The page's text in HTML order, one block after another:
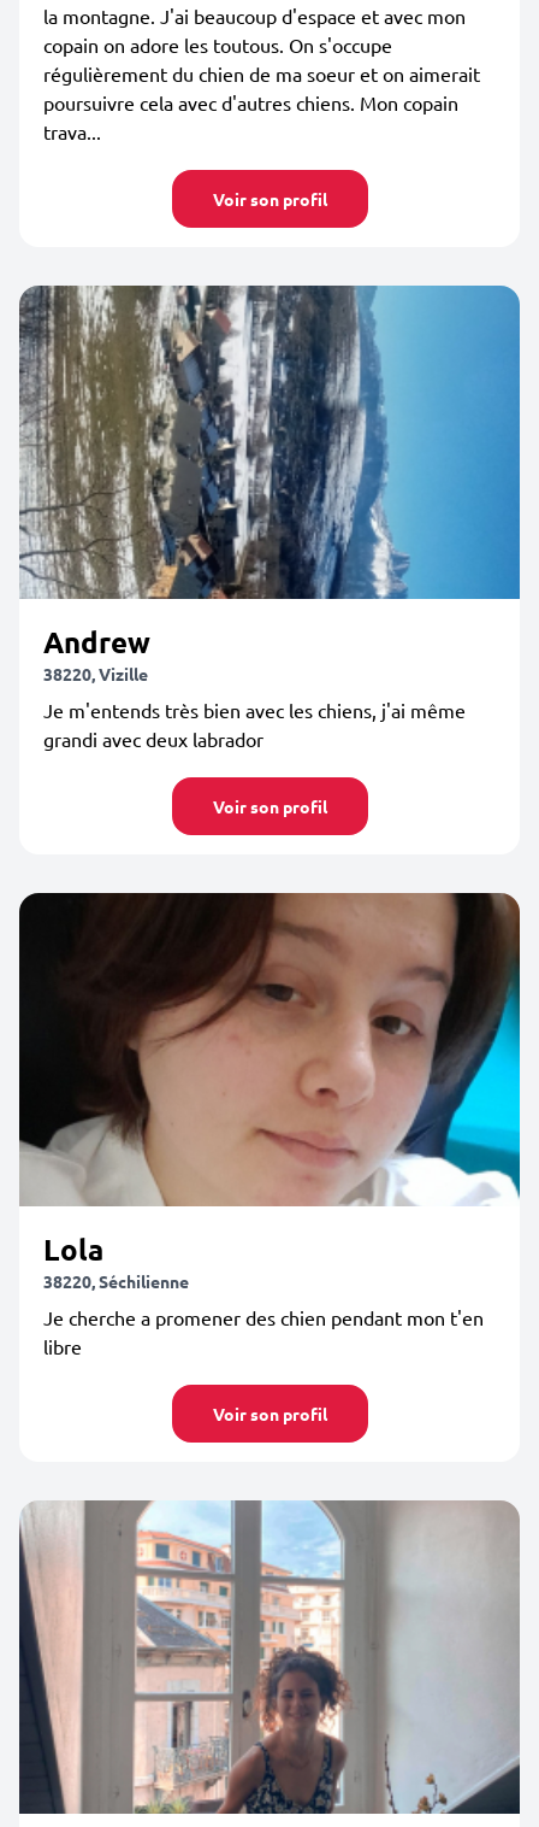
la montagne. J'ai beaucoup d'espace et avec mon
copain on adore les toutous. On s'occupe
régulièrement du chien de ma soeur et on aimerait
poursuivre cela avec d'autres chiens. Mon copain
trava...
Voir son profil
Andrew
38220, Vizille
Je m'entends très bien avec les chiens, j'ai même
grandi avec deux labrador
Voir son profil
Lola
38220, Séchilienne
Je cherche a promener des chien pendant mon t'en
libre
Voir son profil